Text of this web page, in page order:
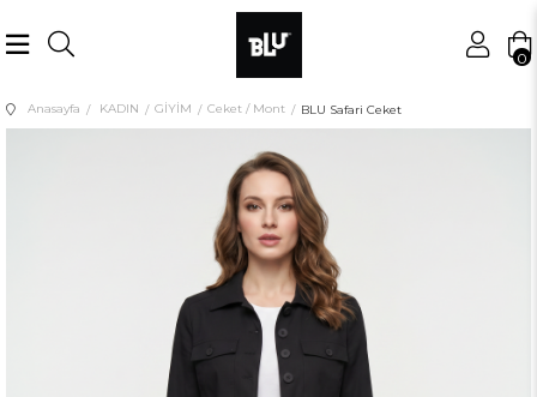
0
Anasayfa KADIN GİYİM Ceket / Mont BLU Safari Ceket